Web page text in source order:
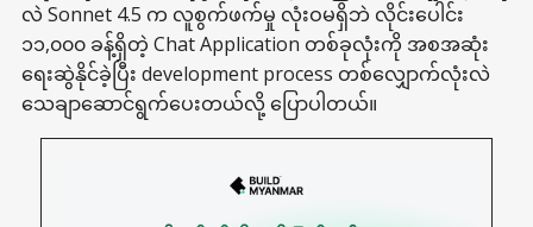
လဲ Sonnet 4.5 က လူစွက်ဖက်မှု လုံးဝမရှိဘဲ လိုင်းပေါင်း
၁၁,၀၀၀ ခန့်ရှိတဲ့ Chat Application တစ်ခုလုံးကို အစအဆုံး
ရေးဆွဲနိုင်ခဲ့ပြီး development process တစ်လျှောက်လုံးလဲ
သေချာဆောင်ရွက်ပေးတယ်လို့ ပြောပါတယ်။